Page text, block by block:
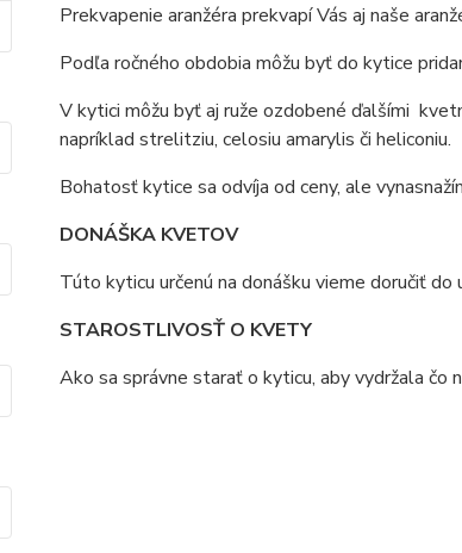
Prekvapenie aranžéra prekvapí Vás aj naše
Podľa ročného obdobia môžu byť do kytice
V kytici môžu byť aj ruže ozdobené ďalšími
napríklad strelitziu, celosiu amarylis či heliconiu.
Bohatosť kytice sa odvíja od ceny, ale
DONÁŠKA KVETOV
Túto kyticu určenú na donášku vieme doručiť
STAROSTLIVOSŤ O KVETY
Ako sa správne starať o kyticu, aby vydržala čo